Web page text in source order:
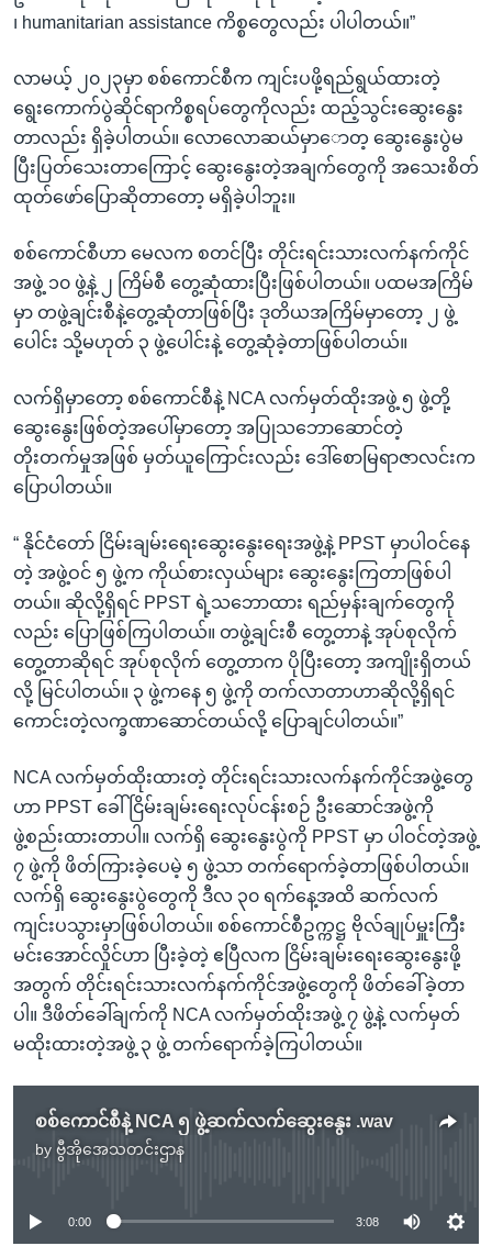
၊ humanitarian assistance ကိစ္စတွေလည်း ပါပါတယ်။”
လာမယ့် ၂၀၂၃မှာ စစ်ကောင်စီက ကျင်းပဖို့ရည်ရွယ်ထားတဲ့
ရွေးကောက်ပွဲဆိုင်ရာကိစ္စရပ်တွေကိုလည်း ထည့်သွင်းဆွေးနွေး
တာလည်း ရှိခဲ့ပါတယ်။ လောလောဆယ်မှာောတ့ ဆွေးနွေးပွဲမ
ပြီးပြတ်သေးတာကြောင့် ဆွေးနွေးတဲ့အချက်တွေကို အသေးစိတ်
ထုတ်ဖော်ပြောဆိုတာတော့ မရှိခဲ့ပါဘူး။
စစ်ကောင်စီဟာ မေလက စတင်ပြီး တိုင်းရင်းသားလက်နက်ကိုင်
အဖွဲ့ ၁၀ ဖွဲ့နဲ့ ၂ ကြိမ်စီ တွေ့ဆုံထားပြီးဖြစ်ပါတယ်။ ပထမအကြိမ်
မှာ တဖွဲ့ချင်းစီနဲ့တွေ့ဆုံတာဖြစ်ပြီး ဒုတိယအကြိမ်မှာတော့ ၂ ဖွဲ့
ပေါင်း သို့မဟုတ် ၃ ဖွဲ့ပေါင်းနဲ့ တွေ့ဆုံခဲ့တာဖြစ်ပါတယ်။
လက်ရှိမှာတော့ စစ်ကောင်စီနဲ့ NCA လက်မှတ်ထိုးအဖွဲ့ ၅ ဖွဲ့တို့
ဆွေးနွေးဖြစ်တဲ့အပေါ်မှာတော့ အပြုသဘောဆောင်တဲ့
တိုးတက်မှုအဖြစ် မှတ်ယူကြောင်းလည်း ဒေါ်စောမြရာဇာလင်းက
ပြောပါတယ်။
“ နိုင်ငံတော် ငြိမ်းချမ်းရေးဆွေးနွေးရေးအဖွဲ့နဲ့ PPST မှာပါဝင်နေ
တဲ့ အဖွဲ့ဝင် ၅ ဖွဲ့က ကိုယ်စားလှယ်များ ဆွေးနွေးကြတာဖြစ်ပါ
တယ်။ ဆိုလို့ရှိရင် PPST ရဲ့သဘောထား ရည်မှန်းချက်တွေကို
လည်း ပြောဖြစ်ကြပါတယ်။ တဖွဲ့ချင်းစီ တွေ့တာနဲ့ အုပ်စုလိုက်
တွေ့တာဆိုရင် အုပ်စုလိုက် တွေ့တာက ပိုပြီးတော့ အကျိုးရှိတယ်
လို့ မြင်ပါတယ်။ ၃ ဖွဲ့ကနေ ၅ ဖွဲ့ကို တက်လာတာဟာဆိုလို့ရှိရင်
ကောင်းတဲ့လက္ခဏာဆောင်တယ်လို့ ပြောချင်ပါတယ်။”
NCA လက်မှတ်ထိုးထားတဲ့ တိုင်းရင်းသားလက်နက်ကိုင်အဖွဲ့တွေ
ဟာ PPST ခေါ် ငြိမ်းချမ်းရေးလုပ်ငန်းစဉ် ဦးဆောင်အဖွဲ့ကို
ဖွဲ့စည်းထားတာပါ။ လက်ရှိ ဆွေးနွေးပွဲကို PPST မှာ ပါဝင်တဲ့အဖွဲ့
၇ ဖွဲ့ကို ဖိတ်ကြားခဲ့ပေမဲ့ ၅ ဖွဲ့သာ တက်ရောက်ခဲ့တာဖြစ်ပါတယ်။
လက်ရှိ ဆွေးနွေးပွဲတွေကို ဒီလ ၃၀ ရက်နေ့အထိ ဆက်လက်
ကျင်းပသွားမှာဖြစ်ပါတယ်။ စစ်ကောင်စီဥက္ကဋ္ဌ ဗိုလ်ချုပ်မှူးကြီး
မင်းအောင်လှိုင်ဟာ ပြီးခဲ့တဲ့ ဧပြီလက ငြိမ်းချမ်းရေးဆွေးနွေးဖို့
အတွက် တိုင်းရင်းသားလက်နက်ကိုင်အဖွဲ့တွေကို ဖိတ်ခေါ်ခဲ့တာ
ပါ။ ဒီဖိတ်ခေါ်ချက်ကို NCA လက်မှတ်ထိုးအဖွဲ့ ၇ ဖွဲ့နဲ့ လက်မှတ်
မထိုးထားတဲ့အဖွဲ့ ၃ ဖွဲ့ တက်ရောက်ခဲ့ကြပါတယ်။
စစ်ကောင်စီနဲ့ NCA ၅ ဖွဲ့ဆက်လက်ဆွေးနွေး .wav
by ဗွီအိုအေသတင်းဌာန
No media source currently available
0:00 3:08